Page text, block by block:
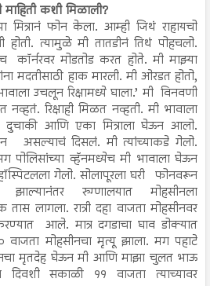
माहिती कशी मिळाली?
फोन केला. आम्ही जिथं राहायचो
त्यामुळे मी तातडीनं तिथं पोहचलो.
कॉर्नरवर मोडतोड करत होते. मी माझ्या
मदतीसाठी हाक मारली. मी ओरडत होतो,
उचलून रिक्षामध्ये घाला.’ मी विनवणी
रिक्षाही मिळत नव्हती. मी भावाला
आणि एका मित्राला घेऊन आलो.
असल्याचं दिसलं. मी त्यांच्याकडे गेलो.
पोलिसांच्या व्हॅनमध्येच मी भावाला घेऊन
गेलो. सोलापूरला घरी फोनवरून
झाल्यानंतर रुग्णालयात मोहसीनला
लागला. रात्री दहा वाजता मोहसीनवर
आले. मात्र दगडाचा घाव डोक्यात
वाजता मोहसीनचा मृत्यू झाला. मग पहाटे
मृतदेह घेऊन मी आणि माझा चुलत भाऊ
दिवशी सकाळी ११ वाजता त्याच्यावर